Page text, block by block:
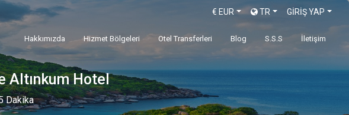
GİRİŞ YAP
TR
€ EUR
Hakkımızda Hizmet Bölgeleri Otel Transferleri Blog S.S.S İletişim
Altınkum Hotel
Dakika